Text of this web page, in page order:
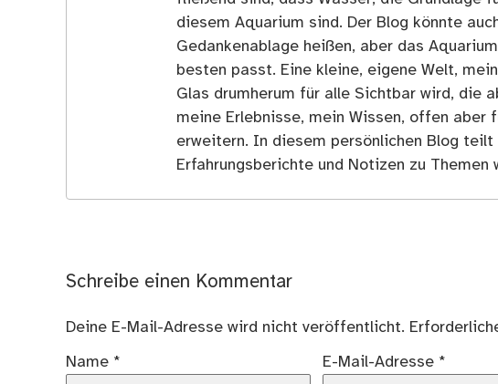
diesem Aquarium sind. Der Blog könnte
Gedankenablage heißen, aber das
besten passt. Eine kleine, eigene Welt,
Glas drumherum für alle Sichtbar wird, die
meine Erlebnisse, mein Wissen, offen aber
erweitern. In diesem persönlichen Blog teilt
Erfahrungsberichte und Notizen zu
Schreibe einen Kommentar
Deine E-Mail-Adresse wird nicht veröffentlicht.
Name * E-Mail-Adresse *